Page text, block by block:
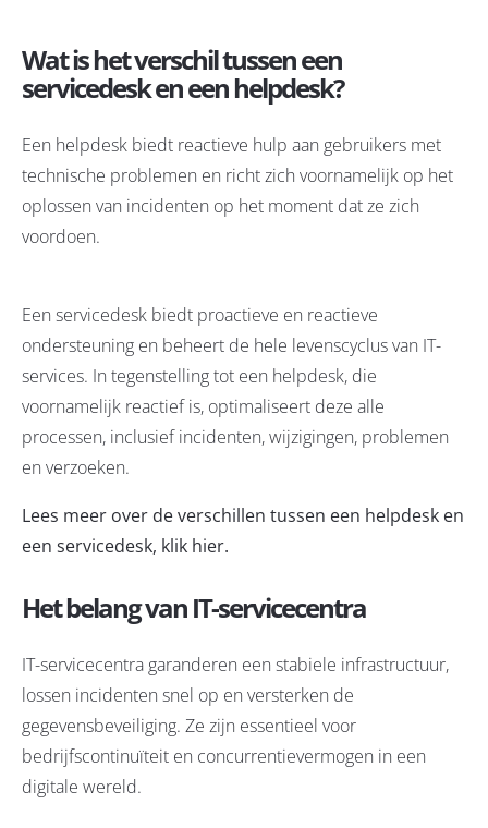
Wat is het verschil tussen een
servicedesk en een helpdesk?
Een helpdesk biedt reactieve hulp aan gebruikers met
technische problemen en richt zich voornamelijk op het
oplossen van incidenten op het moment dat ze zich
voordoen.
Een servicedesk biedt proactieve en reactieve
ondersteuning en beheert de hele levenscyclus van IT-
services. In tegenstelling tot een helpdesk, die
voornamelijk reactief is, optimaliseert deze alle
processen, inclusief incidenten, wijzigingen, problemen
en verzoeken.
Lees meer over de verschillen tussen een helpdesk en
een servicedesk, klik hier.
Het belang van IT-servicecentra
IT-servicecentra garanderen een stabiele infrastructuur,
lossen incidenten snel op en versterken de
gegevensbeveiliging. Ze zijn essentieel voor
bedrijfscontinuïteit en concurrentievermogen in een
digitale wereld.